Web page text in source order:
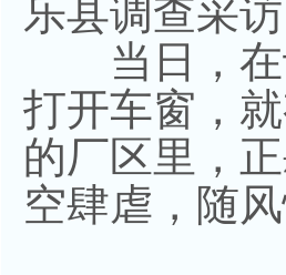
乐县调查采访
当日，在
打开车窗，
的厂区里，
空肆虐，随